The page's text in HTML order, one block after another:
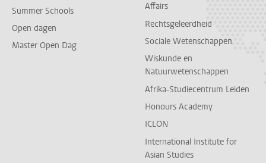
Summer Schools
Open dagen
Master Open Dag
Affairs
Rechtsgeleerdheid
Sociale Wetenschappen
Wiskunde en
Natuurwetenschappen
Afrika-Studiecentrum Leiden
Honours Academy
ICLON
International Institute for
Asian Studies